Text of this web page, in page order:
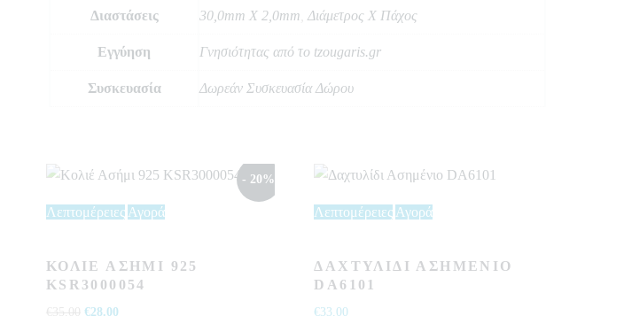
Διαστάσεις 30,0mm X 2,0mm ,Διάμετρος Χ Πάχος
Εγγύηση Γνησιότητας από το tzougaris.gr
Συσκευασία Δωρεάν Συσκευασία Δώρου
- 20%
Λεπτομέρειες Αγορά
ΚΟΛΙΈ ΑΣΉΜΙ 925
KSR3000054
Original
€28.00
Λεπτομέρειες Αγορά
ΔΑΧΤΥΛΊΔΙ ΑΣΗΜΈΝΙΟ
DA6101
€33.00